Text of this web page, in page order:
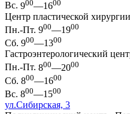
Вс. 900—1600
Центр пластической
Пн.-Пт. 900—1900
Сб. 900—1300
Гастроэнтерологический
Пн.-Пт. 800—2000
Сб. 800—1600
Вс. 800—1500
ул.Сибирская, 3